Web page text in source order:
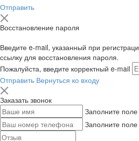
Отправить
Восстановление пароля
Введите e-mail, указанный при
ссылку для восстановления пароля.
Пожалуйста, введите корректный e-mail
Отправить Вернуться ко входу
Заказать звонок
Заполните
Заполните